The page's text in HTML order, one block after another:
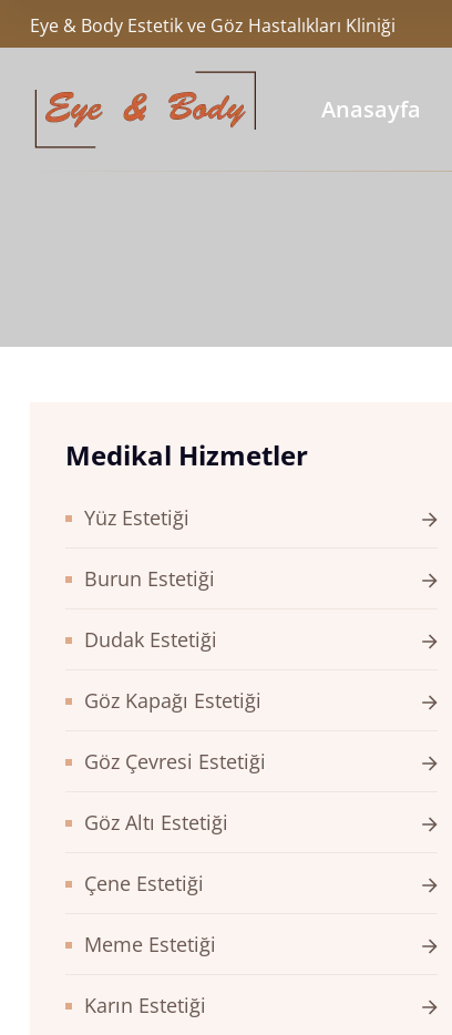
Eye & Body Estetik ve Göz Hastalıkları Kliniği
Anasayfa
Medikal Hizmetler
Yüz Estetiği
Burun Estetiği
Dudak Estetiği
Göz Kapağı Estetiği
Göz Çevresi Estetiği
Göz Altı Estetiği
Çene Estetiği
Meme Estetiği
Karın Estetiği